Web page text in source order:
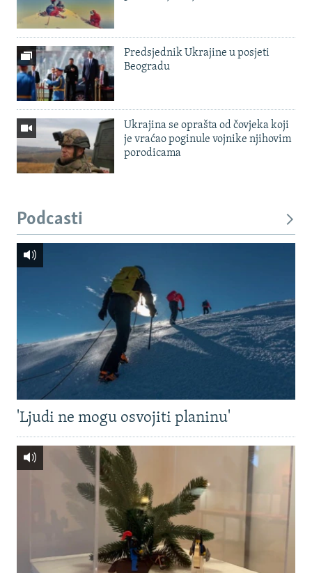
Predsjednik Ukrajine u posjeti
Beogradu
Ukrajina se oprašta od čovjeka koji
je vraćao poginule vojnike njihovim
porodicama
Podcasti
'Ljudi ne mogu osvojiti planinu'